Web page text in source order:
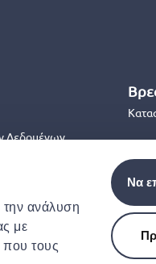
την ανάλυση
με
που τους
Να
Δεδομένων